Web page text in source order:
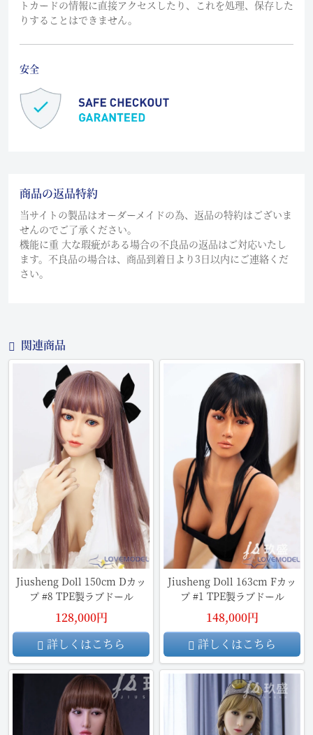
トカードの情報に直接アクセスしたり、これを処理、保存した
りすることはできません。
安全
商品の返品特約
当サイトの製品はオーダーメイドの為、返品の特約はございま
せんのでご了承ください。
機能に重 大な瑕疵がある場合の不良品の返品はご対応いたし
ます。不良品の場合は、商品到着日より3日以内にご連絡くだ
さい。
関連商品
Jiusheng Doll 150cm Dカッ
プ #8 TPE製ラブドール
128,000円
詳しくはこちら
Jiusheng Doll 163cm Fカッ
プ #1 TPE製ラブドール
148,000円
詳しくはこちら